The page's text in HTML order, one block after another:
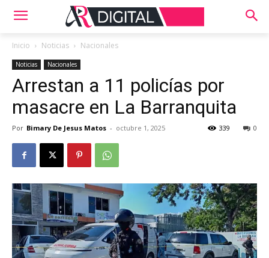
Inicio Noticias Nacionales
Noticias Nacionales
Arrestan a 11 policías por
masacre en La Barranquita
Por Bimary De Jesus Matos - octubre 1, 2025 0
339